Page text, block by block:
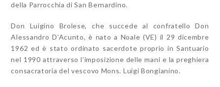
della Parrocchia di San Bernardino.
Don Luigino Brolese, che succede al confratello Don
Alessandro D’Acunto, è nato a Noale (VE) il 29 dicembre
1962 ed è stato ordinato sacerdote proprio in Santuario
nel 1990 attraverso l’imposizione delle mani e la preghiera
consacratoria del vescovo Mons. Luigi Bongianino.